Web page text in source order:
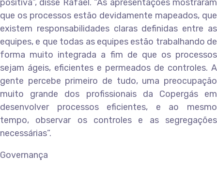
positiva”, disse Rafael. “As apresentações mostraram
que os processos estão devidamente mapeados, que
existem responsabilidades claras definidas entre as
equipes, e que todas as equipes estão trabalhando de
forma muito integrada a fim de que os processos
sejam ágeis, eficientes e permeados de controles. A
gente percebe primeiro de tudo, uma preocupação
muito grande dos profissionais da Copergás em
desenvolver processos eficientes, e ao mesmo
tempo, observar os controles e as segregações
necessárias”.
Governança